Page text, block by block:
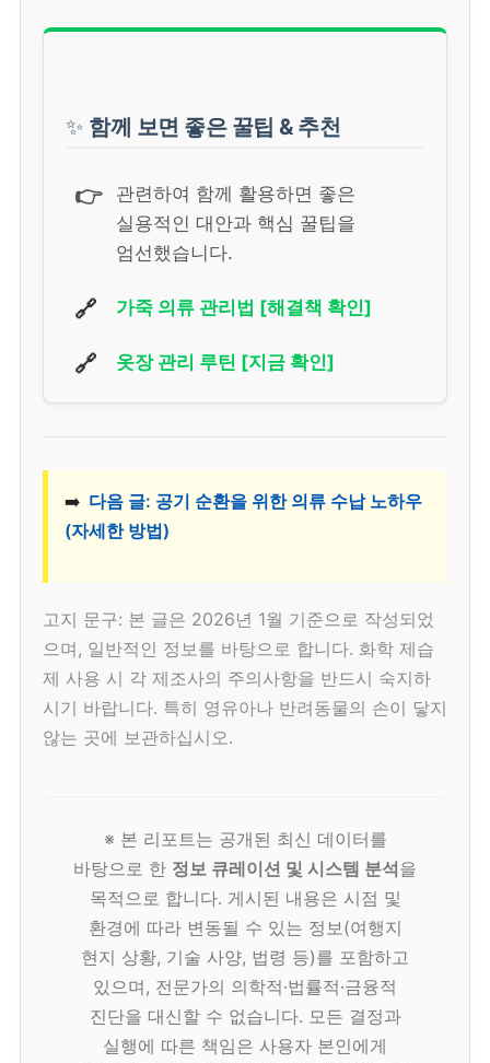
✨ 함께 보면 좋은 꿀팁 & 추천
👉
관련하여 함께 활용하면 좋은
실용적인 대안과 핵심 꿀팁을
엄선했습니다.
🔗 가죽 의류 관리법 [해결책 확인]
🔗 옷장 관리 루틴 [지금 확인]
➡️ 다음 글: 공기 순환을 위한 의류 수납 노하우
(자세한 방법)
고지 문구: 본 글은 2026년 1월 기준으로 작성되었
으며, 일반적인 정보를 바탕으로 합니다. 화학 제습
제 사용 시 각 제조사의 주의사항을 반드시 숙지하
시기 바랍니다. 특히 영유아나 반려동물의 손이 닿지
않는 곳에 보관하십시오.
※ 본 리포트는 공개된 최신 데이터를
바탕으로 한 정보 큐레이션 및 시스템 분석을
목적으로 합니다. 게시된 내용은 시점 및
환경에 따라 변동될 수 있는 정보(여행지
현지 상황, 기술 사양, 법령 등)를 포함하고
있으며, 전문가의 의학적·법률적·금융적
진단을 대신할 수 없습니다. 모든 결정과
실행에 따른 책임은 사용자 본인에게